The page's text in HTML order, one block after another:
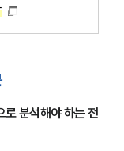
로 분석해야 하는 전